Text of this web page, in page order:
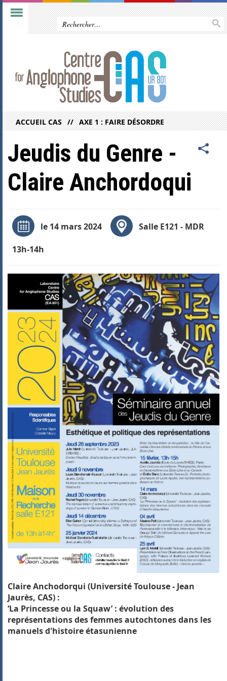
ACCUEIL CAS AXE 1 : FAIRE DÉSORDRE
Jeudis du Genre -
Claire Anchordoqui
le 14 mars 2024
13h-14h
Salle E121 - MDR
Claire Anchodorqui (Université Toulouse - Jean
Jaurès, CAS) :
‘La Princesse ou la Squaw’ : évolution des
représentations des femmes autochtones dans les
manuels d'histoire étasunienne